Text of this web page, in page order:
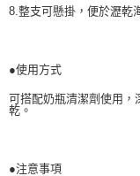
恩沛科技股份有限公司將
8.整支可懸掛，便於瀝乾
●使用方式
可搭配奶瓶清潔劑使用，
乾。
●注意事項